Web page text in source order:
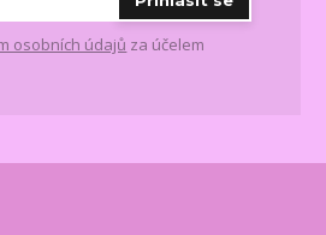
osobních údajů za účelem